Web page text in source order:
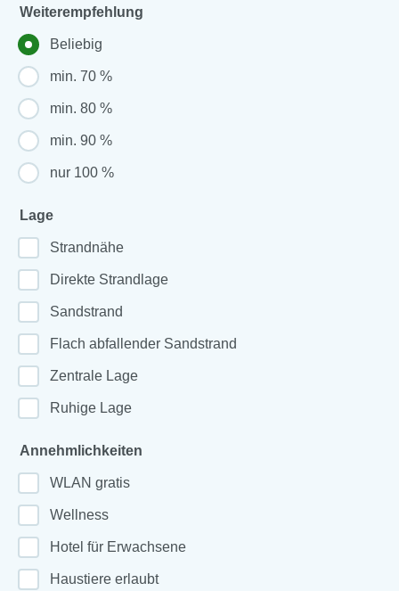
Weiterempfehlung
Beliebig
min. 70 %
min. 80 %
min. 90 %
nur 100 %
Lage
Strandnähe
Direkte Strandlage
Sandstrand
Flach abfallender Sandstrand
Zentrale Lage
Ruhige Lage
Annehmlichkeiten
WLAN gratis
Wellness
Hotel für Erwachsene
Haustiere erlaubt